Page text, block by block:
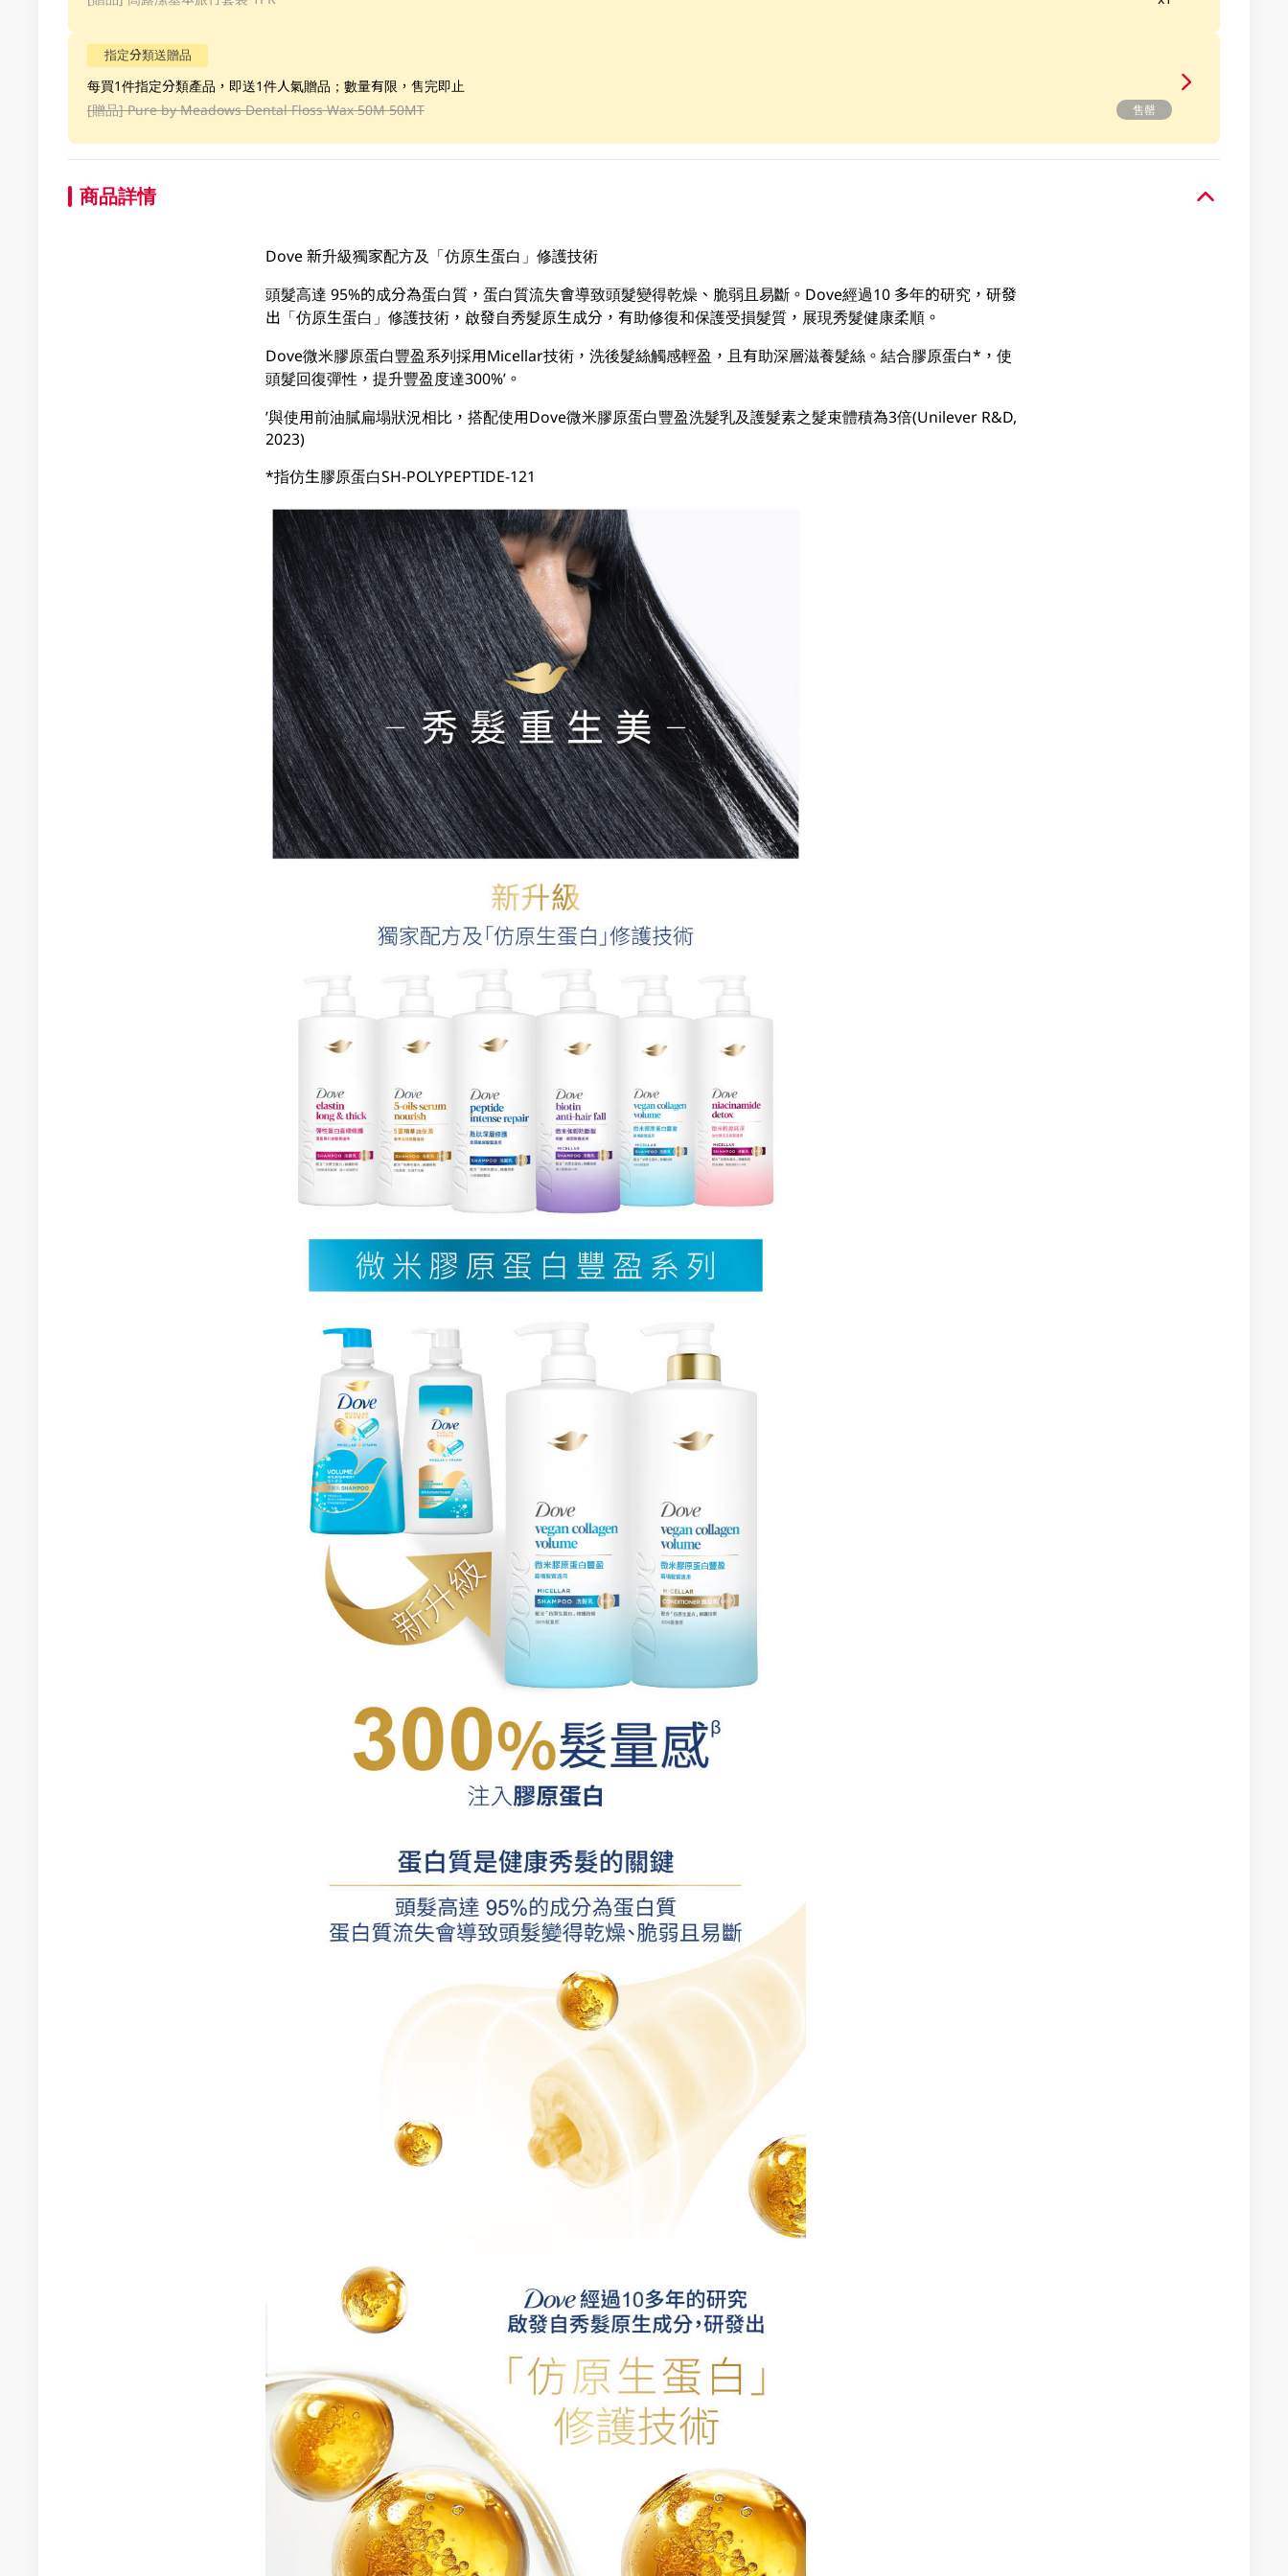
指定分類送贈品
每買1件指定分類產品，即送1件人氣贈品；數量有限，售完即止
[贈品] Pure by Meadows Dental Floss Wax 50M 50MT 售罄
商品詳情
Dove 新升級獨家配方及「仿原生蛋白」修護技術
頭髮高達 95%的成分為蛋白質，蛋白質流失會導致頭髮變得乾燥、脆弱且易斷。Dove經過10 多年的研究，研發
出「仿原生蛋白」修護技術，啟發自秀髮原生成分，有助修復和保護受損髮質，展現秀髮健康柔順。
Dove微米膠原蛋白豐盈系列採用Micellar技術，洗後髮絲觸感輕盈，且有助深層滋養髮絲。結合膠原蛋白*，使
頭髮回復彈性，提升豐盈度達300%’。
’與使用前油膩扁塌狀況相比，搭配使用Dove微米膠原蛋白豐盈洗髮乳及護髮素之髮束體積為3倍(Unilever R&D,
2023)
*指仿生膠原蛋白SH-POLYPEPTIDE-121